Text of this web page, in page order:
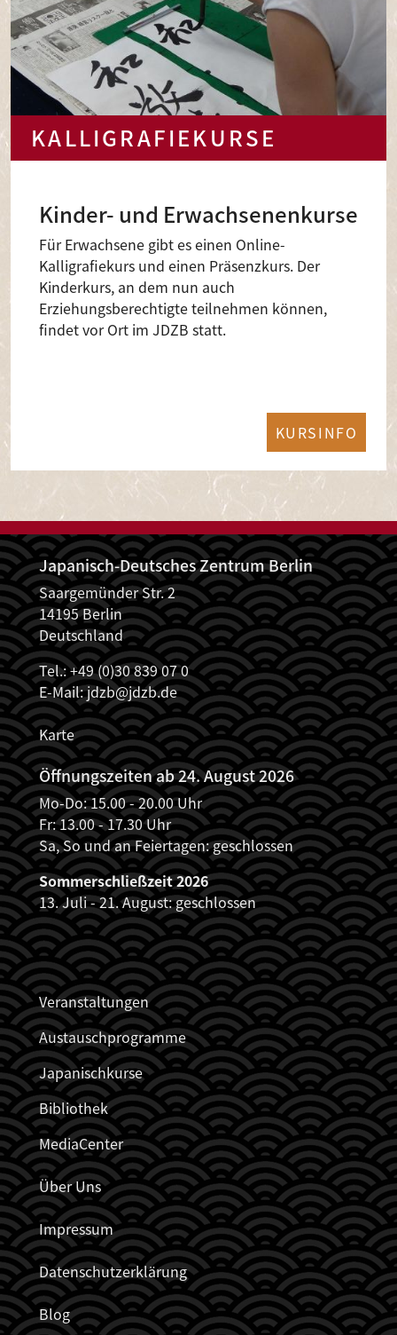
KALLIGRAFIEKURSE
Kinder- und Erwachsenenkurse
Für Erwachsene gibt es einen Online-
Kalligrafiekurs und einen Präsenzkurs. Der
Kinderkurs, an dem nun auch
Erziehungsberechtigte teilnehmen können,
findet vor Ort im JDZB statt.
KURSINFO
Japanisch-Deutsches Zentrum Berlin
Saargemünder Str. 2
14195 Berlin
Deutschland
Tel.: +49 (0)30 839 07 0
E-Mail:jdzb@jdzb.de
Karte
Öffnungszeiten ab 24. August 2026
Mo-Do: 15.00 - 20.00 Uhr
Fr: 13.00 - 17.30 Uhr
Sa, So und an Feiertagen: geschlossen
Sommerschließzeit 2026
13. Juli - 21. August: geschlossen
JDZB_FUSSZEILENMENÜ
Veranstaltungen
Austauschprogramme
Japanischkurse
Bibliothek
MediaCenter
Über Uns
Impressum
Datenschutzerklärung
Blog